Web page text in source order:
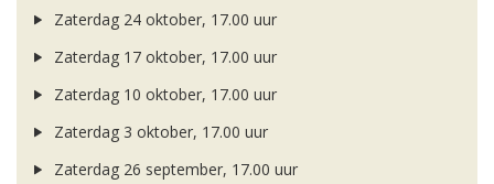
Zaterdag 24 oktober, 17.00 uur
Zaterdag 17 oktober, 17.00 uur
Zaterdag 10 oktober, 17.00 uur
Zaterdag 3 oktober, 17.00 uur
Zaterdag 26 september, 17.00 uur